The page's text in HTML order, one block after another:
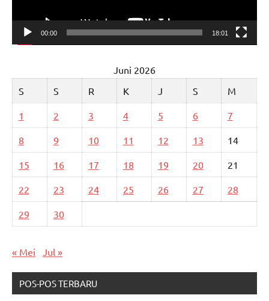
00:00 18:01
Juni 2026
S
S R K J S M
1 2 3 4 5 6 7
8 9 10 11 12 13 14
15 16 17 18 19 20 21
22 23 24 25 26 27 28
29 30
« Mei Jul »
POS-POS TERBARU